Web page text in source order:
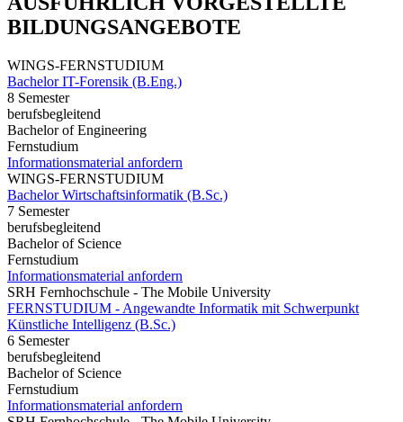
BILDUNGSANGEBOTE
WINGS-FERNSTUDIUM
Bachelor IT-Forensik (B.Eng.)
8 Semester
berufsbegleitend
Bachelor of Engineering
Fernstudium
Informationsmaterial anfordern
WINGS-FERNSTUDIUM
Bachelor Wirtschaftsinformatik (B.Sc.)
7 Semester
berufsbegleitend
Bachelor of Science
Fernstudium
Informationsmaterial anfordern
SRH Fernhochschule - The Mobile University
FERNSTUDIUM - Angewandte Informatik mit Schwerpunkt
Künstliche Intelligenz (B.Sc.)
6 Semester
berufsbegleitend
Bachelor of Science
Fernstudium
Informationsmaterial anfordern